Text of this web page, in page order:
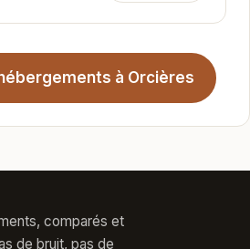
à Orcières
comparés et
de bruit, pas de